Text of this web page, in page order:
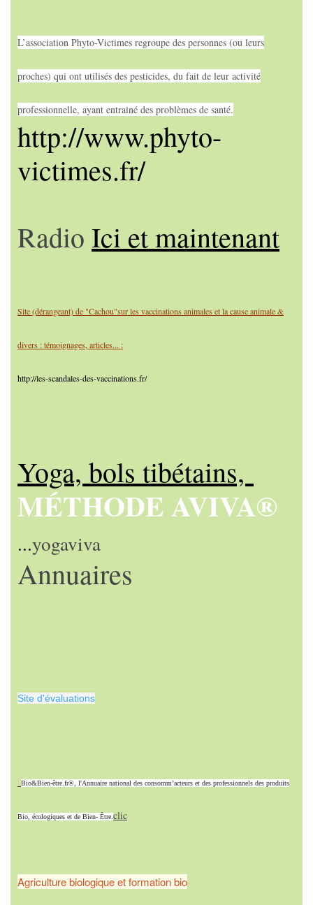
L’association Phyto-Victimes regroupe des personnes (ou leurs
proches) qui ont utilisés des pesticides, du fait de leur activité
professionnelle, ayant entrainé des problèmes de santé.
http://www.phyto-
victimes.fr/
Radio Ici et maintenant
Site (dérangeant) de "Cachou"sur les vaccinations animales et la cause animale &
divers : témoignages, articles... :
http://les-scandales-des-vaccinations.fr/
Yoga, bols tibétains,
MÉTHODE AVIVA®
...yogaviva
Annuaires
Site d'évaluations
Bio&Bien-être.fr®, l'Annuaire national des consomm’acteurs et des professionnels des produits
Bio, écologiques et de Bien- Être. clic
Agriculture biologique et formation bio